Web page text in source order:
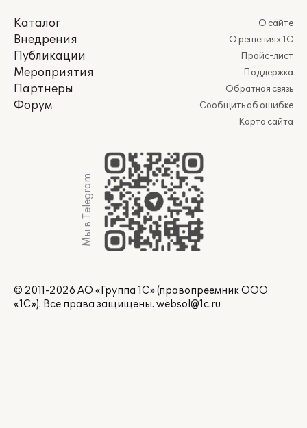
Каталог
Внедрения
Публикации
Мероприятия
Партнеры
Форум
О сайте
О решениях 1С
Прайс-лист
Поддержка
Обратная связь
Сообщить об ошибке
Карта сайта
Мы в Telegram
© 2011-2026 АО «Группа 1С» (правопреемник ООО
«1С»). Все права защищены. websol@1c.ru